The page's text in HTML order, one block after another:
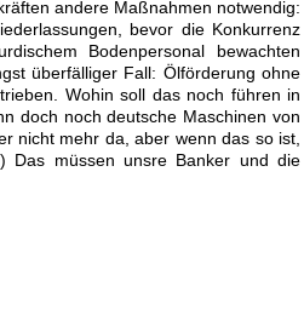
andere Maßnahmen notwendig:
bevor die Konkurrenz
Bodenpersonal bewachten
überfälliger Fall: Ölförderung ohne
Wohin soll das noch führen in
doch noch deutsche Maschinen von
nicht mehr da, aber wenn das so ist,
Das müssen unsre Banker und die